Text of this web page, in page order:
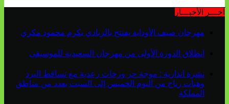
آخـــر الأخبـــار
مهرجان صيف الأوداية يفتتح بالزبادي يكرم محمود مكري
انطلاق الدورة الأولى من مهرجان السعيدية للموسيقى
نشرة انذارية : موجة حر وزخات رعدية مع تساقط البرد
وهبات رياح من اليوم الخميس إلى السبت بعدد من مناطق
المملكة